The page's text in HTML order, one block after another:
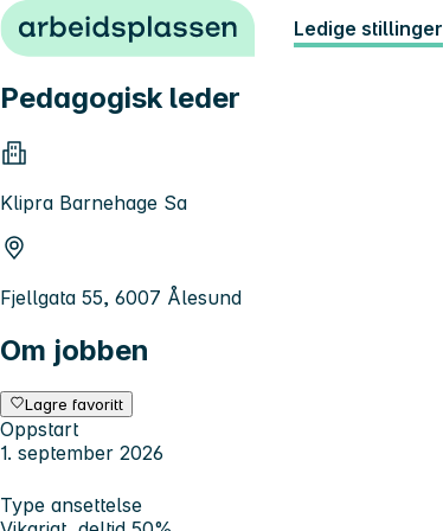
Hopp til innhold Ledige stillinger
Pedagogisk leder
Klipra Barnehage Sa
Fjellgata 55, 6007 Ålesund
Om jobben
Lagre favoritt
Oppstart
1. september 2026
Type ansettelse